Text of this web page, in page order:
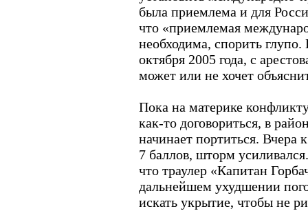
была приемлема и для
что «приемлемая
необходима, спорить глупо.
октября 2005 года, с
может или не хочет
Пока на материке
как-то договориться, в
начинает портиться. Вчера
7 баллов, шторм
что траулер «Капитан
дальнейшем ухудшении
искать укрытие, чтобы не